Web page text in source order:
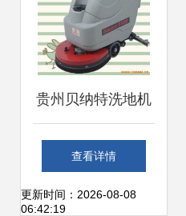
贵州贝纳特洗地机
Smart 510B 高效
清洁的理想选择
查看详情
更新时间：2026-08-08
06:42:19